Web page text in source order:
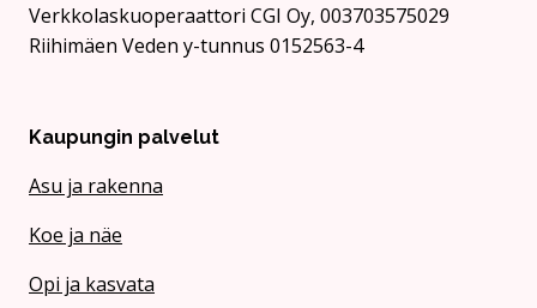
Verkkolaskuoperaattori CGI Oy, 003703575029
Riihimäen Veden y-tunnus 0152563-4
Kaupungin palvelut
Asu ja rakenna
Koe ja näe
Opi ja kasvata